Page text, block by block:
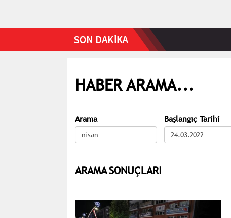
HABER ARAMA...
Arama Başlangıç Tarihi
ARAMA SONUÇLARI